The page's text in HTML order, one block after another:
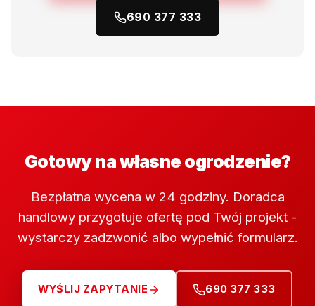
690 377 333
Gotowy na własne ogrodzenie?
Bezpłatna wycena w 24 godziny. Doradca
handlowy przygotuje ofertę pod Twój projekt -
wystarczy zadzwonić albo wypełnić formularz.
WYŚLIJ ZAPYTANIE 690 377 333